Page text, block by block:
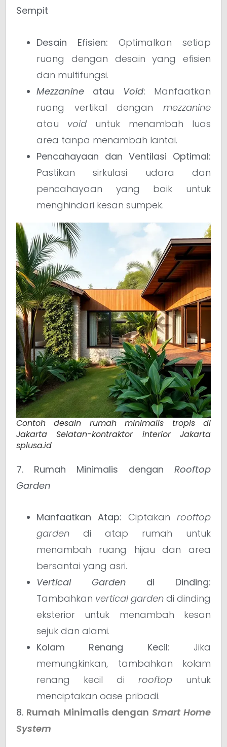
Sempit
Desain Efisien: Optimalkan setiap
ruang dengan desain yang efisien
dan multifungsi.
Mezzanine atau Void: Manfaatkan
ruang vertikal dengan mezzanine
atau void untuk menambah luas
area tanpa menambah lantai.
Pencahayaan dan Ventilasi Optimal:
Pastikan sirkulasi udara dan
pencahayaan yang baik untuk
menghindari kesan sumpek.
Contoh desain rumah minimalis tropis di
Jakarta Selatan-kontraktor interior Jakarta
splusa.id
7. Rumah Minimalis dengan Rooftop
Garden
Manfaatkan Atap: Ciptakan rooftop
garden di atap rumah untuk
menambah ruang hijau dan area
bersantai yang asri.
Vertical Garden di Dinding:
Tambahkan vertical garden di dinding
eksterior untuk menambah kesan
sejuk dan alami.
Kolam Renang Kecil: Jika
memungkinkan, tambahkan kolam
renang kecil di rooftop untuk
menciptakan oase pribadi.
8. Rumah Minimalis dengan Smart Home
System